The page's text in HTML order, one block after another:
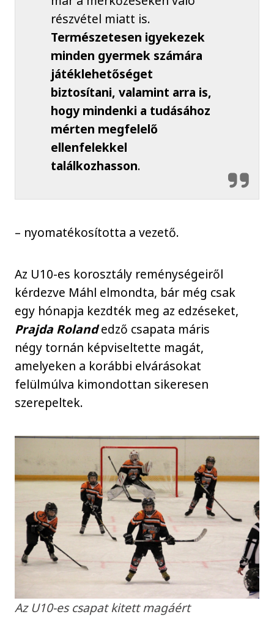
részvétel miatt is.
Természetesen igyekezek
minden gyermek számára
játéklehetőséget
biztosítani, valamint arra is,
hogy mindenki a tudásához
mérten megfelelő
ellenfelekkel
találkozhasson.
– nyomatékosította a vezető.
Az U10-es korosztály reménységeiről
kérdezve Máhl elmondta, bár még csak
egy hónapja kezdték meg az edzéseket,
Prajda Rolandedző csapata máris
négy tornán képviseltette magát,
amelyeken a korábbi elvárásokat
felülmúlva kimondottan sikeresen
szerepeltek.
Az U10-es csapat kitett magáért